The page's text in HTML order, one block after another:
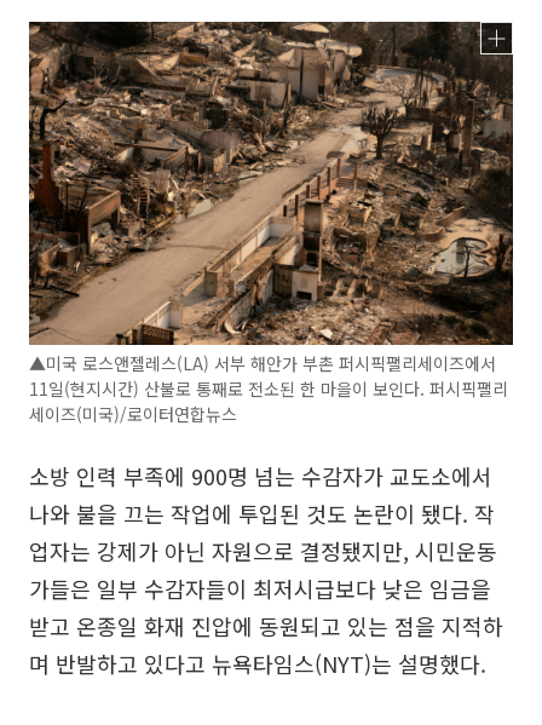
▲미국 로스앤젤레스(LA) 서부 해안가 부촌 퍼시픽팰리세이즈에서
11일(현지시간) 산불로 통째로 전소된 한 마을이 보인다. 퍼시픽팰리
세이즈(미국)/로이터연합뉴스
소방 인력 부족에 900명 넘는 수감자가 교도소에서
나와 불을 끄는 작업에 투입된 것도 논란이 됐다. 작
업자는 강제가 아닌 자원으로 결정됐지만, 시민운동
가들은 일부 수감자들이 최저시급보다 낮은 임금을
받고 온종일 화재 진압에 동원되고 있는 점을 지적하
며 반발하고 있다고 뉴욕타임스(NYT)는 설명했다.